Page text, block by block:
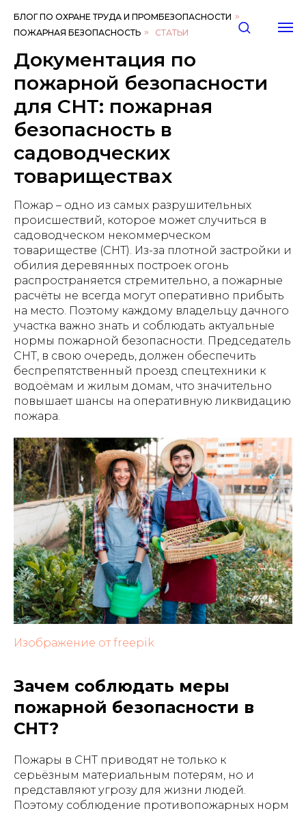
БЛОГ ПО ОХРАНЕ ТРУДА И ПРОМБЕЗОПАСНОСТИ »
ПОЖАРНАЯ БЕЗОПАСНОСТЬ » СТАТЬИ
Документация по
пожарной безопасности
для СНТ: пожарная
безопасность в
садоводческих
товариществах
Пожар – одно из самых разрушительных
происшествий, которое может случиться в
садоводческом некоммерческом
товариществе (СНТ). Из-за плотной застройки и
обилия деревянных построек огонь
распространяется стремительно, а пожарные
расчёты не всегда могут оперативно прибыть
на место. Поэтому каждому владельцу дачного
участка важно знать и соблюдать актуальные
нормы пожарной безопасности. Председатель
СНТ, в свою очередь, должен обеспечить
беспрепятственный проезд спецтехники к
водоёмам и жилым домам, что значительно
повышает шансы на оперативную ликвидацию
пожара.
Изображение от freepik
Зачем соблюдать меры
пожарной безопасности в
СНТ?
Пожары в СНТ приводят не только к
серьёзным материальным потерям, но и
представляют угрозу для жизни людей.
Поэтому соблюдение противопожарных норм